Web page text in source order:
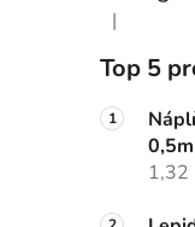
|
Top 5
1,32